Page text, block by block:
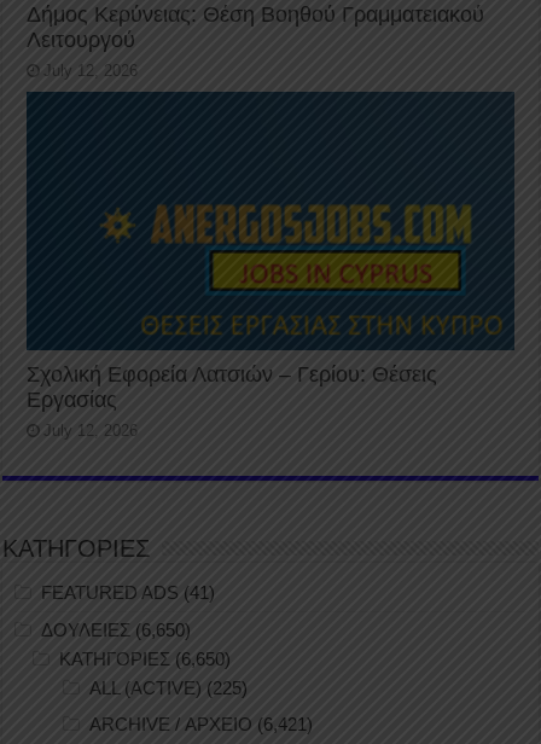
Δήμος Κερύνειας: Θέση Βοηθού Γραμματειακού
Λειτουργού
July 12, 2026
Σχολική Εφορεία Λατσιών – Γερίου: Θέσεις
Εργασίας
July 12, 2026
ΚΑΤΗΓΟΡΙΕΣ
FEATURED ADS (41)
ΔΟΥΛΕΙΕΣ (6,650)
ΚΑΤΗΓΟΡΙΕΣ (6,650)
ALL (ACTIVE) (225)
ARCHIVE / ΑΡΧΕΙΟ (6,421)